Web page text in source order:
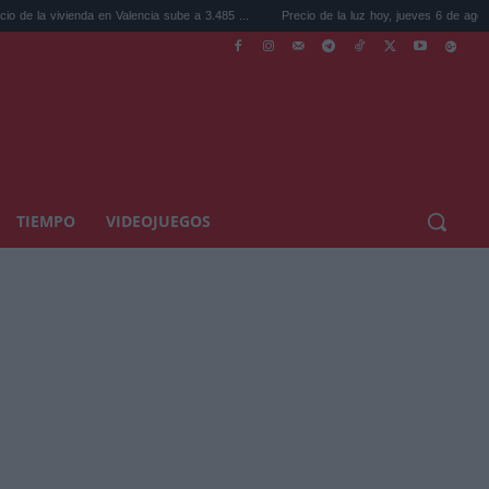
en Valencia sube a 3.485 ... Precio de la luz hoy, jueves 6 de agosto: la hora ...
TIEMPO VIDEOJUEGOS